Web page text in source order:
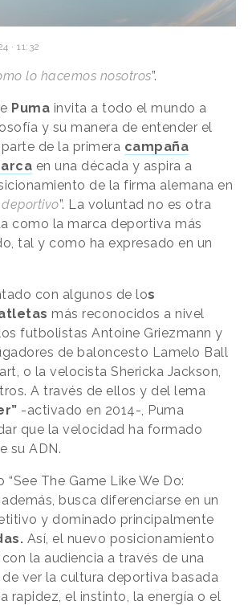
· 11:32
lo hacemos nosotros”.
Puma invita a todo el mundo a
y su manera de entender el
de la primera campaña
en una década y aspira a
de la firma alemana en
”. La voluntad no es otra
como la marca deportiva más
tal y como ha expresado en un
con algunos de los
más reconocidos a nivel
futbolistas Antoine Griezmann y
de baloncesto Lamelo Ball
o la velocista Shericka Jackson,
A través de ellos y del lema
-activado en 2014-, Puma
que la velocidad ha formado
su ADN.
The Game Like We Do:
además, busca diferenciarse en un
y dominado principalmente
Así, el nuevo posicionamiento
la audiencia a través de una
ver la cultura deportiva basada
rapidez, el instinto, la energía o el